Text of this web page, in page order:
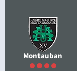
Montauban